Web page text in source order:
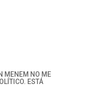
MENEM NO ME
ESTÁ